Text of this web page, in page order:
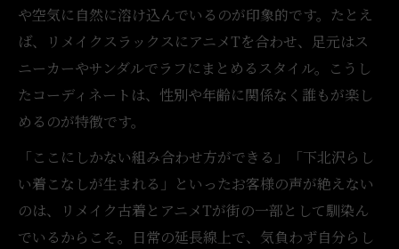
や空気に自然に溶け込んでいるのが印象的です。たとえ
ば、リメイクスラックスにアニメTを合わせ、足元はス
ニーカーやサンダルでラフにまとめるスタイル。こうし
たコーディネートは、性別や年齢に関係なく誰もが楽し
めるのが特徴です。
「ここにしかない組み合わせ方ができる」「下北沢らし
い着こなしが生まれる」といったお客様の声が絶えない
のは、リメイク古着とアニメTが街の一部として馴染ん
でいるからこそ。日常の延長線上で、気負わず自分らし